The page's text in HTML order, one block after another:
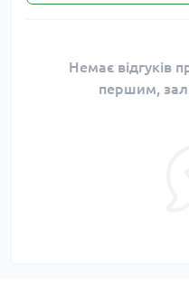
Немає відгуків
першим,